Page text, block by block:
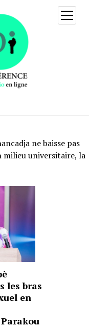
ouvrir
menu
ne baisse pas
milieu universitaire, la
les bras
en